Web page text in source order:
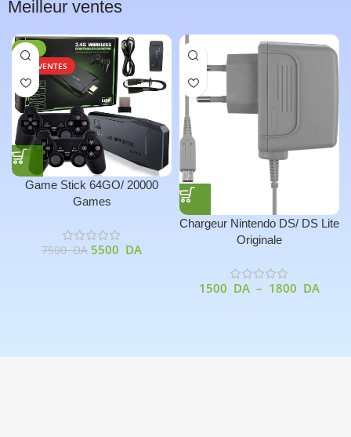
Meilleur ventes
-27%
TOP VENTES
Game Stick 64GO/ 20000
Games
7500DA 5500 DA
Chargeur Nintendo DS/ DS Lite
Originale
1500 DA – 1800 DA